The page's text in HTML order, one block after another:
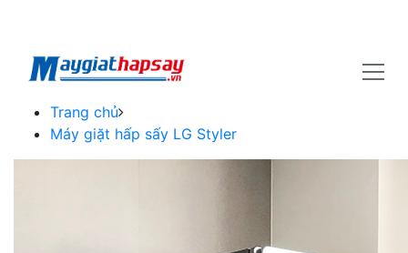
Trang chủ
Máy giặt hấp sấy LG Styler